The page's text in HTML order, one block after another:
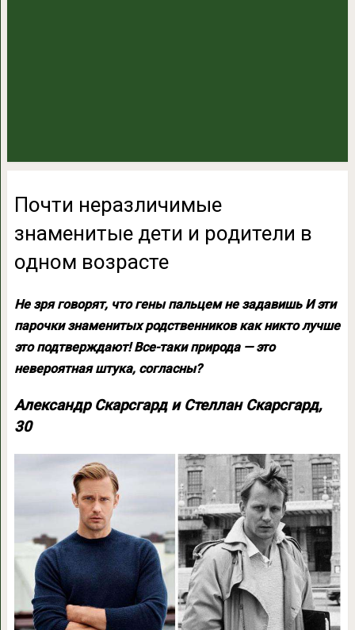
Почти неразличимые
знаменитые дети и родители в
одном возрасте
Не зря говорят, что гены пальцем не задавишь И эти
парочки знаменитых родственников как никто лучше
это подтверждают! Все-таки природа — это
невероятная штука, согласны?
Александр Скарсгард и Стеллан Скарсгард,
30